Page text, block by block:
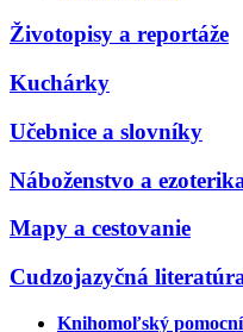
Životopisy a reportáže
Kuchárky
Učebnice a slovníky
Náboženstvo a
Mapy a cestovanie
Cudzojazyčná
Knihomoľský